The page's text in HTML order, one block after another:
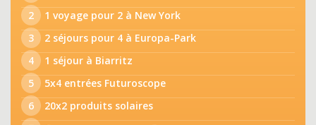
2
1 voyage pour 2 à New York
3
2 séjours pour 4 à Europa-Park
4
1 séjour à Biarritz
5
5x4 entrées Futuroscope
6
20x2 produits solaires